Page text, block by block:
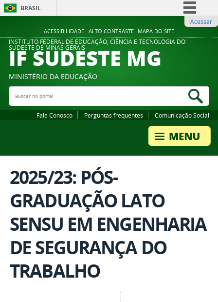
ACESSIBILIDADE ALTO CONTRASTE MAPA DO SITE
BRASIL
Comunica BR
Participe
Legislação
Acessar
INSTITUTO FEDERAL DE EDUCAÇÃO, CIÊNCIA E TECNOLOGIA DO
SUDESTE DE MINAS GERAIS
IF SUDESTE MG
MINISTÉRIO DA EDUCAÇÃO
Buscar no portal
Fale Conosco Perguntas frequentes Comunicação Social
2025/23: PÓS-
GRADUAÇÃO LATO
SENSU EM ENGENHARIA
DE SEGURANÇA DO
TRABALHO